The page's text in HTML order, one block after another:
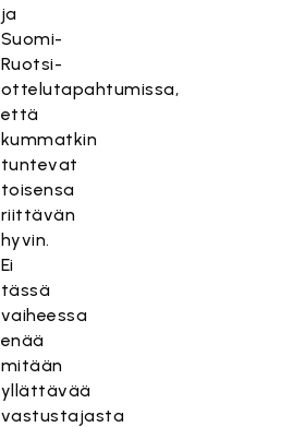
ja
Suomi-
Ruotsi-
ottelutapahtumissa,
että
kummatkin
tuntevat
toisensa
riittävän
hyvin.
Ei
tässä
vaiheessa
enää
mitään
yllättävää
vastustajasta